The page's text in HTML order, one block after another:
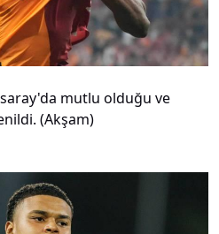
mutlu olduğu ve
(Akşam)